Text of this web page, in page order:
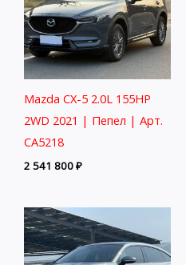
Mazda CX-5 2.0L 155HP
2WD 2021 | Пепел | Арт.
CA5218
2 541 800₽